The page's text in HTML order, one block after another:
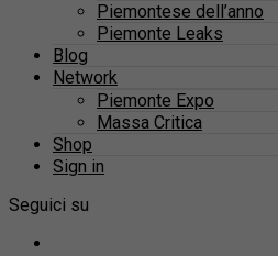
Piemontese dell’anno
Piemonte Leaks
Blog
Network
Piemonte Expo
Massa Critica
Shop
Sign in
Seguici su